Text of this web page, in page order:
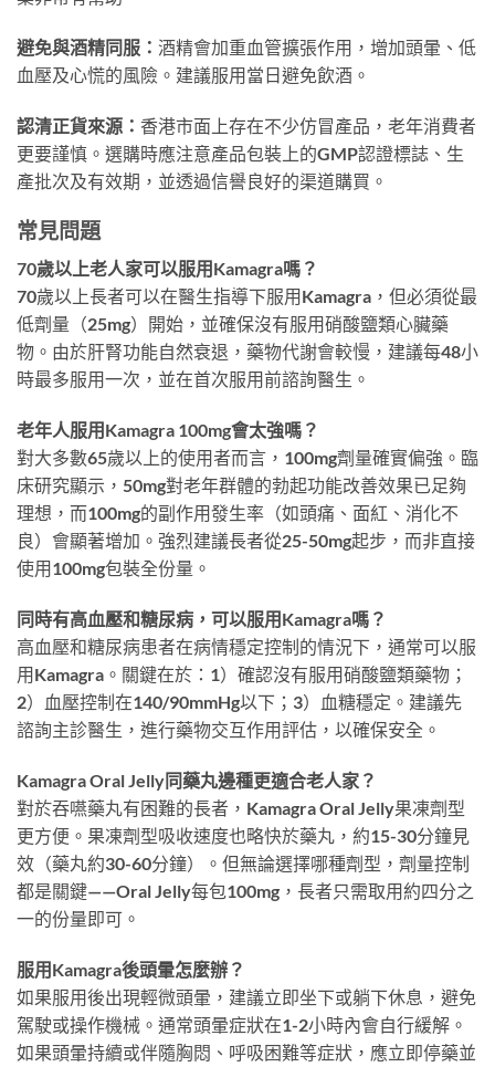
避免與酒精同服： 酒精會加重血管擴張作用，增加頭暈、低
血壓及心慌的風險。建議服用當日避免飲酒。
認清正貨來源： 香港市面上存在不少仿冒產品，老年消費者
更要謹慎。選購時應注意產品包裝上的GMP認證標誌、生
產批次及有效期，並透過信譽良好的渠道購買。
常見問題
70歲以上老人家可以服用Kamagra嗎？
70歲以上長者可以在醫生指導下服用Kamagra，但必須從最
低劑量（25mg）開始，並確保沒有服用硝酸鹽類心臟藥
物。由於肝腎功能自然衰退，藥物代謝會較慢，建議每48小
時最多服用一次，並在首次服用前諮詢醫生。
老年人服用Kamagra 100mg會太強嗎？
對大多數65歲以上的使用者而言，100mg劑量確實偏強。臨
床研究顯示，50mg對老年群體的勃起功能改善效果已足夠
理想，而100mg的副作用發生率（如頭痛、面紅、消化不
良）會顯著增加。強烈建議長者從25-50mg起步，而非直接
使用100mg包裝全份量。
同時有高血壓和糖尿病，可以服用Kamagra嗎？
高血壓和糖尿病患者在病情穩定控制的情況下，通常可以服
用Kamagra。關鍵在於：1）確認沒有服用硝酸鹽類藥物；
2）血壓控制在140/90mmHg以下；3）血糖穩定。建議先
諮詢主診醫生，進行藥物交互作用評估，以確保安全。
Kamagra Oral Jelly同藥丸邊種更適合老人家？
對於吞嚥藥丸有困難的長者，Kamagra Oral Jelly果凍劑型
更方便。果凍劑型吸收速度也略快於藥丸，約15-30分鐘見
效（藥丸約30-60分鐘）。但無論選擇哪種劑型，劑量控制
都是關鍵——Oral Jelly每包100mg，長者只需取用約四分之
一的份量即可。
服用Kamagra後頭暈怎麼辦？
如果服用後出現輕微頭暈，建議立即坐下或躺下休息，避免
駕駛或操作機械。通常頭暈症狀在1-2小時內會自行緩解。
如果頭暈持續或伴隨胸悶、呼吸困難等症狀，應立即停藥並